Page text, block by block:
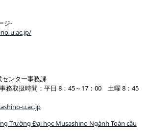
ジ-
u.ac.jp/
ンター事務課
務取扱時間：平日 8：45～17：00 土曜 8：45
u.ac.jp
Trường Đại học Musashino Ngành Toàn cầu